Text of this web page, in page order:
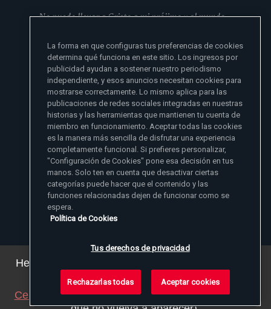
No puedo llevar a Cristo a mi prójimo y al mundo
- Madre Angelica
Sitios de noticias EWTN
Aci Prensa
ChurchPOP
Afiliados
English
España
Polska
Magyar
Más información
Madre Angelica
Sala de Prensa
Contacto
1-800-447-3986
EIN: 63-0801391
© 2026 EWTN Inc. Todos los derechos reservados.
Hemos actualizado nuestra política de privacidad.
Puede ver los detalles
aquí
Cerrar este aviso (ajustaremos su navegador para
La forma en que configuras tus preferencias de cookies
determina qué funciona en este sitio. Los ingresos por
publicidad ayudan a sostener nuestro periodismo
independiente, y esos anuncios necesitan cookies para
mostrarse correctamente. Lo mismo aplica para las
publicaciones de redes sociales integradas en nuestras
historias y las herramientas que mantienen tu cuenta de
miembro en funcionamiento. Aceptar todas las cookies
es la manera más sencilla de disfrutar una experiencia
completamente funcional. Si prefieres personalizar,
"Configuración de Cookies" pone esa decisión en tus
manos. Solo ten en cuenta que desactivar ciertas
categorías puede hacer que el contenido y las
funciones relacionadas dejen de funcionar como se
espera.
Política de Cookies
Tus derechos de privacidad
Rechazarlas todas Aceptar cookies